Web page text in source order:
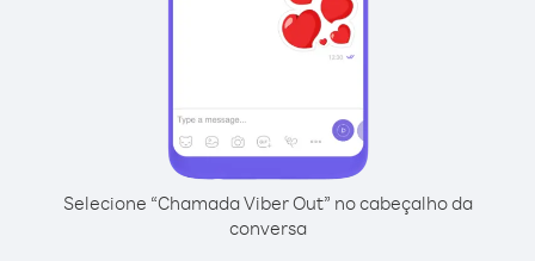
Selecione “Chamada Viber Out” no cabeçalho da
conversa